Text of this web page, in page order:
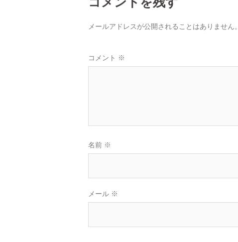
ョメールアドレスが公開されることはありません。
コメント ※
名前 ※
メール ※